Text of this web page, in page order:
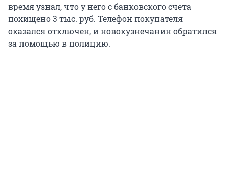
время узнал, что у него с банковского счета
похищено 3 тыс. руб. Телефон покупателя
оказался отключен, и новокузнечанин обратился
за помощью в полицию.